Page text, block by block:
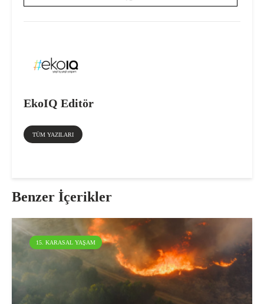
EkoIQ Editör
TÜM YAZILARI
Benzer İçerikler
15. KARASAL YAŞAM